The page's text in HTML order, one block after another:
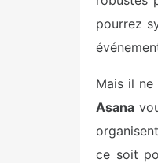
pourrez
Mais il ne
Asana
ce soit